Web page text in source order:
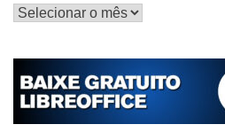
Histórico
postagens